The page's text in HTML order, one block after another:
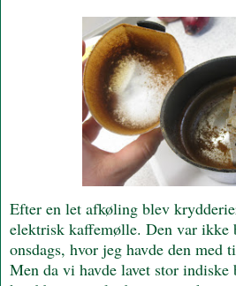
Efter en let afkøling blev
elektrisk kaffemølle. Den var ikke
onsdags, hvor jeg havde den med
Men da vi havde lavet stor